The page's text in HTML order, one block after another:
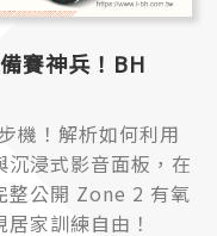
賽神兵！BH
機！解析如何利用
浸式影音面板，在
整公開 Zone 2 有氧
家訓練自由！